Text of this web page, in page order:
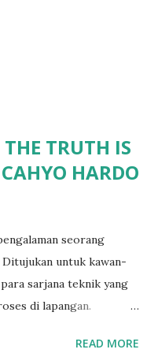
TRUTH IS
HARDO
seorang
untuk kawan-
sarjana teknik yang
di lapangan.
berhadapan dengan
READ MORE